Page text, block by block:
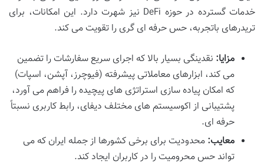
خدمات گسترده در حوزه DeFi نیز شهرت دارد. این امکانات، برای
تریدرهای باتجربه، حس حرفه ای گری را تقویت می کند.
مزایا: نقدینگی بسیار بالا که اجرای سریع سفارشات را تضمین
می کند، ابزارهای معاملاتی پیشرفته (فیوچرز، آپشن، اسپات)
که امکان پیاده سازی استراتژی های پیچیده را فراهم می آورد،
پشتیبانی از اکوسیستم های مختلف دیفای، رابط کاربری نسبتاً
حرفه ای.
معایب: محدودیت برای برخی کشورها از جمله ایران که می
تواند حس محرومیت را در کاربران ایجاد کند.